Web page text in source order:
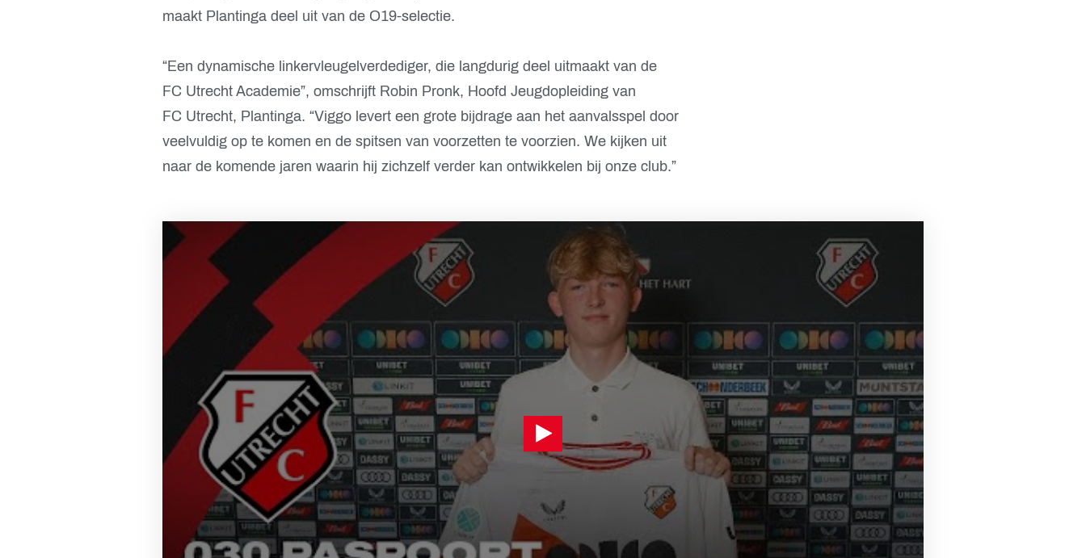
maakt Plantinga deel uit van de O19-selectie.
“Een dynamische linkervleugelverdediger, die langdurig deel uitmaakt van de
FC Utrecht Academie”, omschrijft Robin Pronk, Hoofd Jeugdopleiding van
FC Utrecht, Plantinga. “Viggo levert een grote bijdrage aan het aanvalsspel door
veelvuldig op te komen en de spitsen van voorzetten te voorzien. We kijken uit
naar de komende jaren waarin hij zichzelf verder kan ontwikkelen bij onze club.”